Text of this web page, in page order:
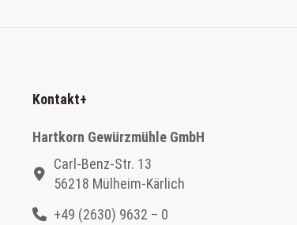
Kontakt+
Hartkorn Gewürzmühle GmbH
Carl-Benz-Str. 13
56218 Mülheim-Kärlich
+49 (2630) 9632 – 0